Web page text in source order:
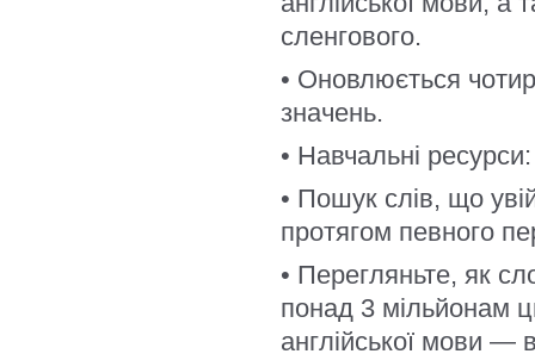
сленгового.
• Оновлюється
значень.
• Навчальні ресурси:
• Пошук слів, що
протягом певного
• Перегляньте, як
понад 3 мільйонам
англійської мови —